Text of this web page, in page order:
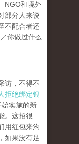
NGO和境外
部分人来说
不配合者还
你做过什么
访，不得不
拒绝绑定银
始实施的新
。这招很
用红包来沟
如果没有足